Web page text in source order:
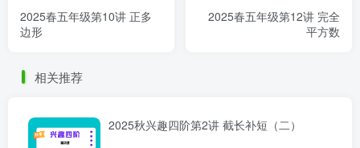
2025春五年级第10讲 正多
边形
2025春五年级第12讲 完全
平方数
相关推荐
2025秋兴趣四阶第2讲 截长补短（二）